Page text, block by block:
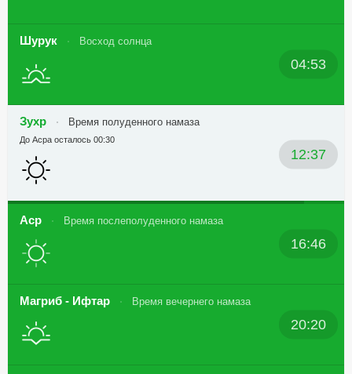
Шурук Восход солнца
04:53
Зухр Время полуденного намаза
12:37
До Асра осталось 00:30
Аср Время послеполуденного намаза
16:46
Магриб - Ифтар Время вечернего намаза
20:20